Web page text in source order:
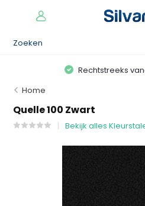
Rechtstreeks
Home
Quelle 100 Zwart
Bekijk alles